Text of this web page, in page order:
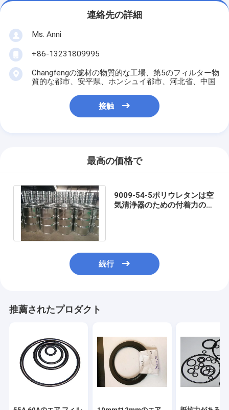
連絡先の詳細
Ms. Anni
+86-13231809995
Changfengの濾材の物質的な工場、第5のフィルター物
質的な都市、安平県、ホンシュイ都市、河北省、中国
接触
最高の価格で
9009-54-5ポリウレタンは空
気清浄器のための付着力の2
続行
推薦されたプロダクト